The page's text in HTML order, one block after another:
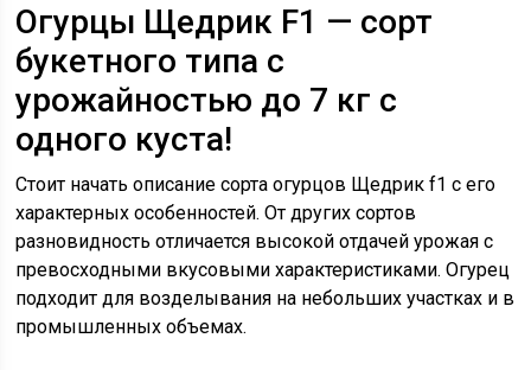
Огурцы Щедрик F1 — сорт
букетного типа с
урожайностью до 7 кг с
одного куста!
Стоит начать описание сорта огурцов Щедрик f1 с его
характерных особенностей. От других сортов
разновидность отличается высокой отдачей урожая с
превосходными вкусовыми характеристиками. Огурец
подходит для возделывания на небольших участках и в
промышленных объемах.